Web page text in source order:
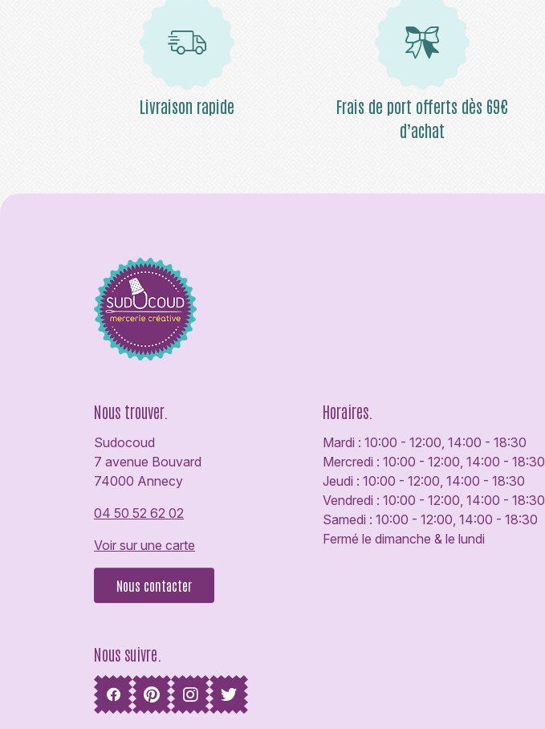
Livraison rapide
Frais de port offerts dès 69€
d’achat
Nous trouver.
Sudocoud
7 avenue Bouvard
74000 Annecy
04 50 52 62 02
Voir sur une carte
Nous contacter
Nous suivre.
Horaires.
Mardi : 10:00 - 12:00, 14:00 - 18:30
Mercredi : 10:00 - 12:00, 14:00 - 18:30
Jeudi : 10:00 - 12:00, 14:00 - 18:30
Vendredi : 10:00 - 12:00, 14:00 - 18:30
Samedi : 10:00 - 12:00, 14:00 - 18:30
Fermé le dimanche & le lundi